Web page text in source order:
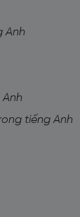
Anh
tiếng Anh